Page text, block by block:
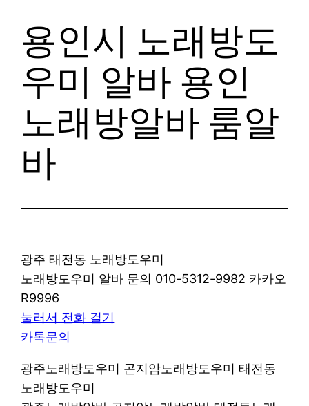
용인시 노래방도
우미 알바 용인
노래방알바 룸알
바
광주 태전동 노래방도우미
노래방도우미 알바 문의 010-5312-9982 카카오
R9996
눌러서 전화 걸기
카톡문의
광주노래방도우미 곤지암노래방도우미 태전동
노래방도우미